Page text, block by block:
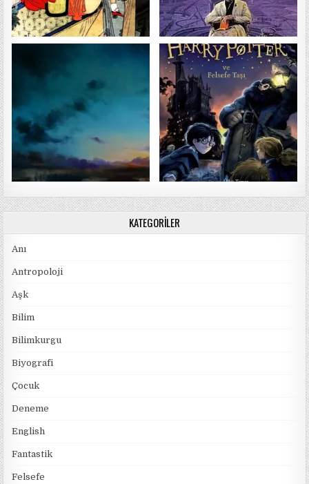
KATEGORILER
Anı
Antropoloji
Aşk
Bilim
Bilimkurgu
Biyografi
Çocuk
Deneme
English
Fantastik
Felsefe